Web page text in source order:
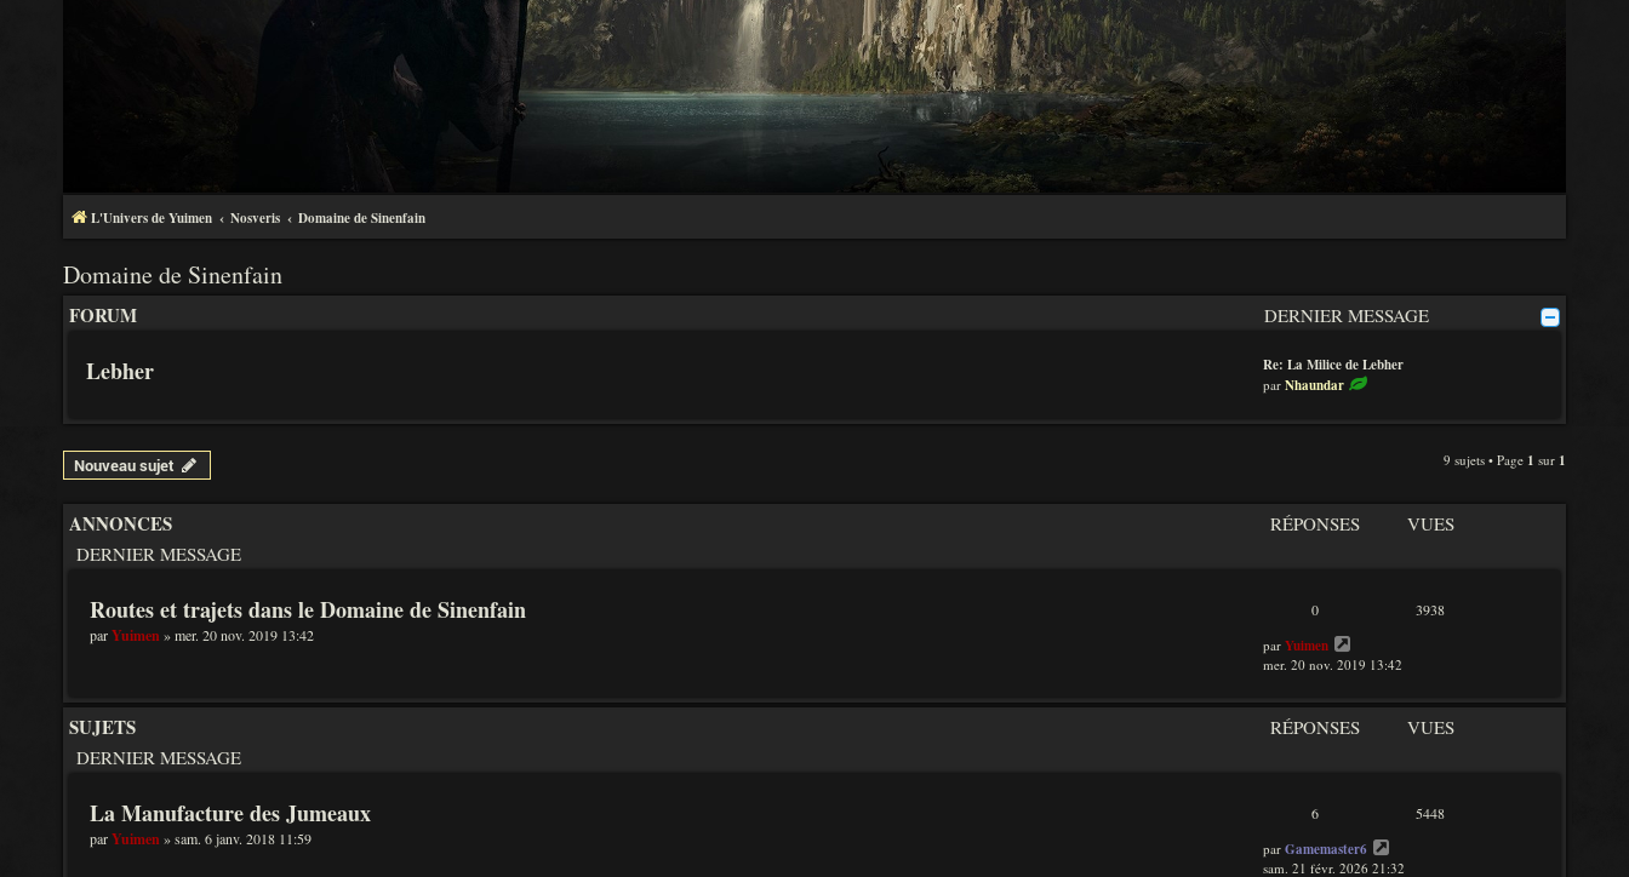
L'Univers de Yuimen Nosveris Domaine de Sinenfain
Domaine de Sinenfain
FORUM DERNIER MESSAGE
Lebher Re: La Milice de Lebher
par Nhaundar
e
s
g
Nouveau sujet 9 sujets • Page 1 sur 1
ANNONCES RÉPONSES
VUES
DERNIER MESSAGE
Routes et trajets dans le Domaine de Sinenfain
parYuimen» mer. 20 nov. 2019 13:42
0 3938
par Yuimen
mer. 20 nov. 2019 13:42
SUJETS RÉPONSES
VUES
DERNIER MESSAGE
La Manufacture des Jumeaux
parYuimen» sam. 6 janv. 2018 11:59
6 5448
par Gamemaster6
sam. 21 févr. 2026 21:32